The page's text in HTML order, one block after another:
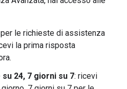
le richieste di assistenza
la prima risposta
24, 7 giorni su 7: ricevi